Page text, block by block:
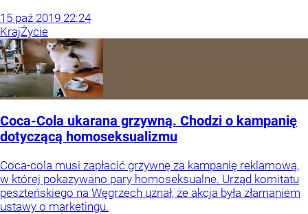
15 paź 2019 22:24
KrajŻycie
Coca-Cola ukarana grzywną. Chodzi o kampanię
dotyczącą homoseksualizmu
Coca-cola musi zapłacić grzywnę za kampanię reklamową,
w której pokazywano pary homoseksualne. Urząd komitatu
peszteńskiego na Węgrzech uznał, że akcja była złamaniem
ustawy o marketingu.